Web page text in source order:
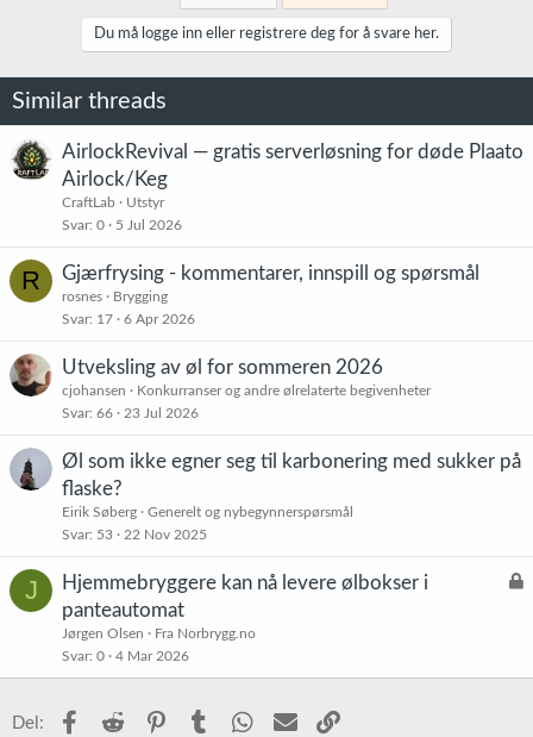
r
Du må logge inn eller registrere deg for å svare her.
Similar threads
AirlockRevival — gratis serverløsning for døde Plaato
Airlock/Keg
CraftLab
Utstyr
Svar 0 5 Jul 2026
R Gjærfrysing - kommentarer, innspill og spørsmål
rosnes
Brygging
Svar 17 6 Apr 2026
Utveksling av øl for sommeren 2026
cjohansen
Konkurranser og andre ølrelaterte begivenheter
Svar 66 23 Jul 2026
Øl som ikke egner seg til karbonering med sukker på
flaske?
Eirik Søberg
Generelt og nybegynnerspørsmål
Svar 53 22 Nov 2025
J
L
Hjemmebryggere kan nå levere ølbokser i
panteautomat
Jørgen Olsen
Fra Norbrygg.no
Svar 0 4 Mar 2026
Del: Facebook
Reddit PinterestTumblr WhatsApp
E-post